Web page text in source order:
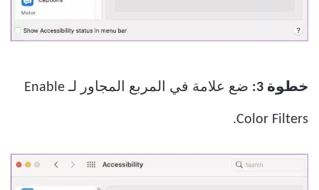
خطوة 3: ضع علامة في المربع المجاور لـ Enable
Color Filters.